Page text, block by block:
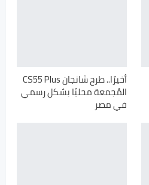
أخيرًا.. طرح شانجان CS55 Plus
المُجمعة محليًا بشكل رسمي
في مصر